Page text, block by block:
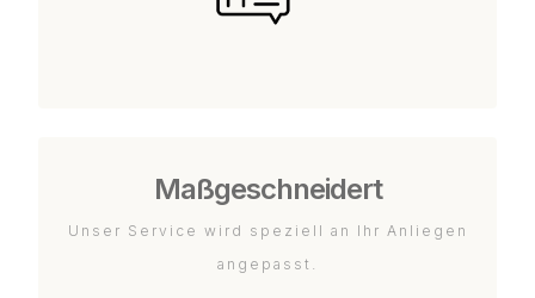
Maßgeschneidert
Unser Service wird speziell an Ihr Anliegen
angepasst.